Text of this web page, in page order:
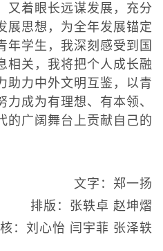
又着眼长远谋发展，充分
展思想，为全年发展锚定
年学生，我深刻感受到国
相关，我将把个人成长融
助力中外文明互鉴，以青
成为有理想、有本领、
的广阔舞台上贡献自己的
文字：郑一扬
排版：张轶卓 赵坤熠
：刘心怡 闫宇菲 张泽轶